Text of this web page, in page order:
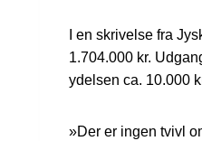
I en skrivelse fra
1.704.000 kr.
ydelsen ca. 10.000
»Der er ingen tvivl